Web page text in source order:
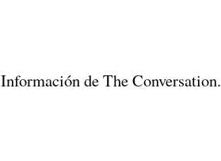
Información de The Conversation.